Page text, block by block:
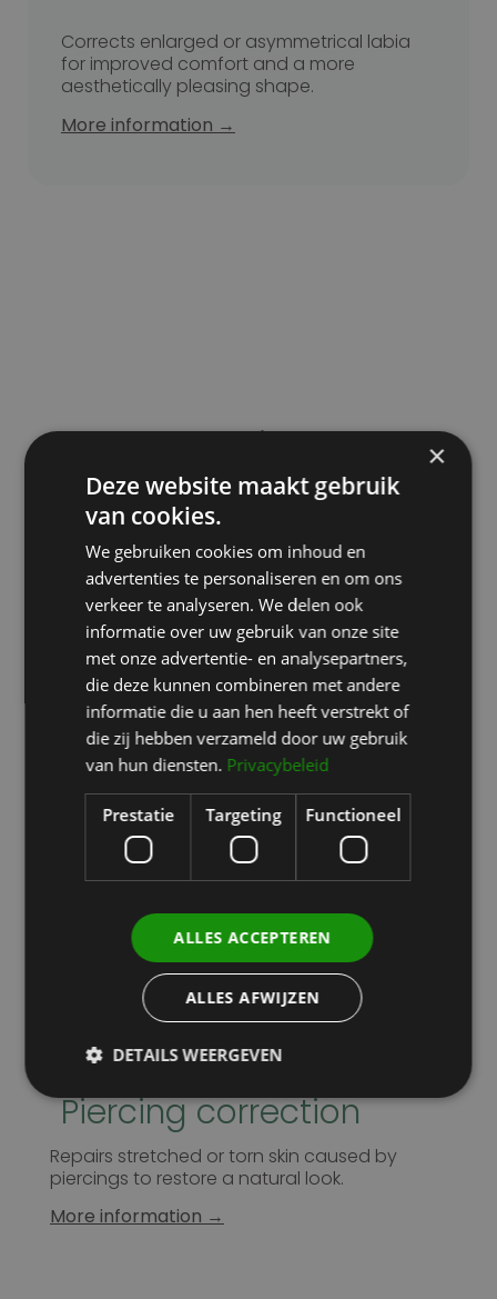
Corrects enlarged or asymmetrical labia
for improved comfort and a more
aesthetically pleasing shape.
More information →
Scar correction
Reduces the visibility of bothersome or
thickened scars for a smoother skin
appearance.
More information →
Abdominoplasty
Removes excess skin and tightens the
abdomen for a flatter and firmer result.
More information →
Piercing correction
Repairs stretched or torn skin caused by
piercings to restore a natural look.
More information →
×
Deze website maakt gebruik
van cookies.
We gebruiken cookies om inhoud en
advertenties te personaliseren en om ons
verkeer te analyseren. We delen ook
informatie over uw gebruik van onze site
met onze advertentie- en analysepartners,
die deze kunnen combineren met andere
informatie die u aan hen heeft verstrekt of
die zij hebben verzameld door uw gebruik
van hun diensten. Privacybeleid
Prestatie Targeting Functioneel
ALLES ACCEPTEREN
ALLES AFWIJZEN
DETAILS WEERGEVEN
Prestatiecookies worden gebruikt om te zien hoe
cookies. Deze cookies kunnen niet worden gebruikt